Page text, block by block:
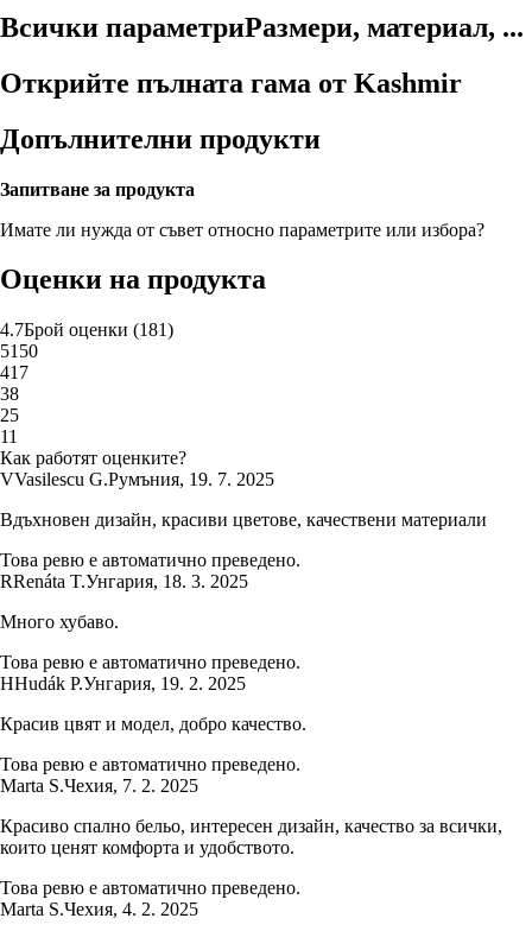
Всички параметриРазмери, материал, ...
Открийте пълната гама от Kashmir
Допълнителни продукти
Запитване за продукта
Имате ли нужда от съвет относно параметрите или избора?
Оценки на продукта
4.7Брой оценки (181)
5150
417
38
25
11
Как работят оценките?
VVasilescu G.Румъния, 19. 7. 2025
Вдъхновен дизайн, красиви цветове, качествени материали
Това ревю е автоматично преведено.
RRenáta T.Унгария, 18. 3. 2025
Много хубаво.
Това ревю е автоматично преведено.
HHudák P.Унгария, 19. 2. 2025
Красив цвят и модел, добро качество.
Това ревю е автоматично преведено.
Marta S.Чехия, 7. 2. 2025
Красиво спално бельо, интересен дизайн, качество за всички,
които ценят комфорта и удобството.
Това ревю е автоматично преведено.
Marta S.Чехия, 4. 2. 2025